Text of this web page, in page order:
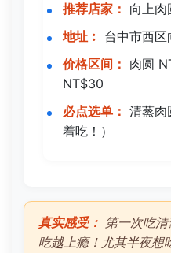
推荐店家： 向上肉
地址︰ 台中市西
价格区间： 肉圆
NT$30
必点选单： 清蒸肉
着吃！）
真实感受： 第一次吃
吃越上瘾！尤其半夜想